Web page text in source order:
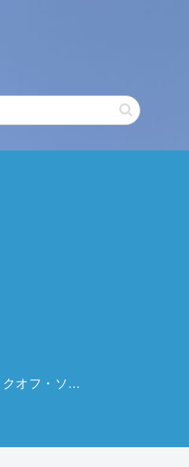
⑨ベイクオフ・ソーイングビー